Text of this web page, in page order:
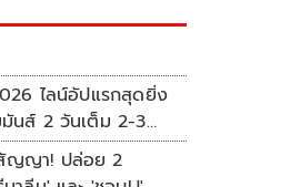
ไลน์อัปแรกสุดยิ่ง
นส์ 2 วันเต็ม 2-3
ญญา! ปล่อย 2